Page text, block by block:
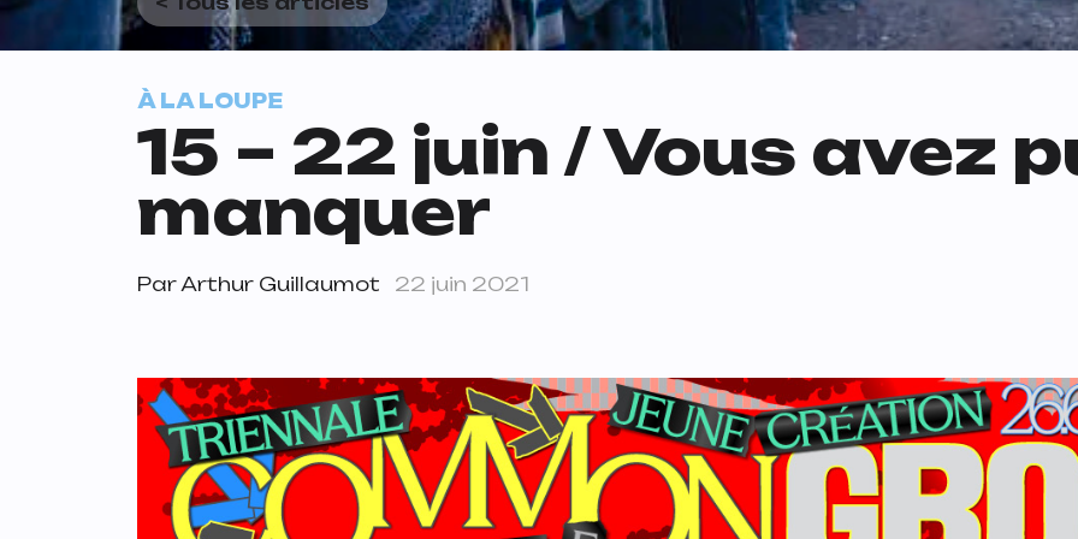
À LA LOUPE
15 – 22 juin / Vous avez
manquer
ParArthur Guillaumot 22 juin 2021